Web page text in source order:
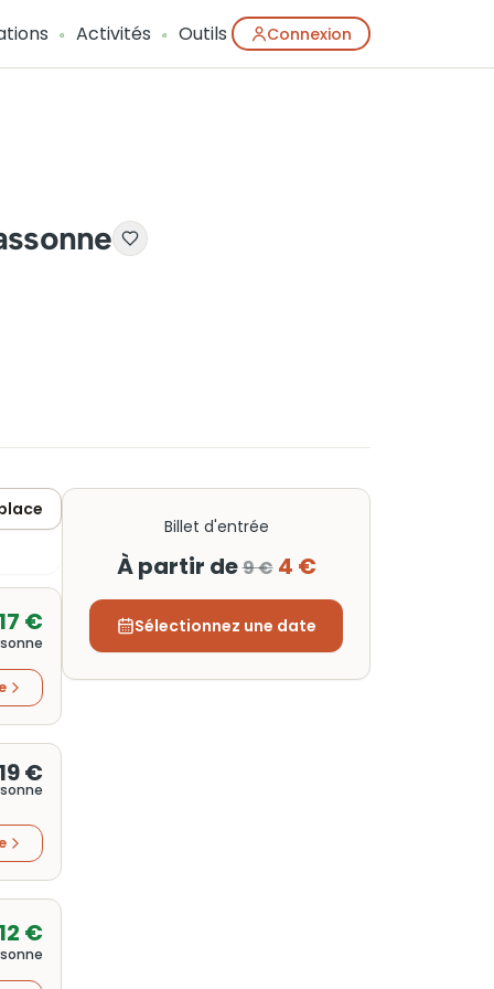
Activités Outils Connexion
17 €
19 €
12 €
Billet d'entrée
À partir de9 € 4 €
Sélectionnez une date